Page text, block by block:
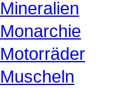
Mineralien
Monarchie
Motorräder
Muscheln